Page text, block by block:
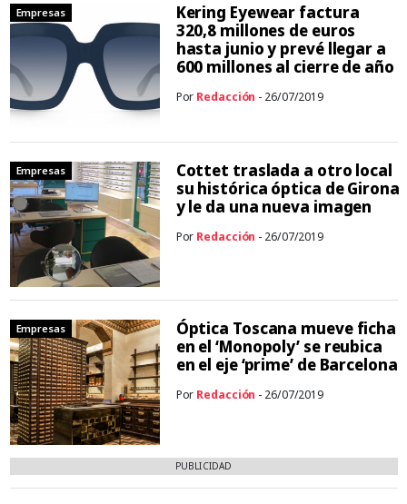
Empresas
Kering Eyewear factura
320,8 millones de euros
hasta junio y prevé llegar a
600 millones al cierre de año
Por Redacción - 26/07/2019
Empresas
Cottet traslada a otro local
su histórica óptica de Girona
y le da una nueva imagen
Por Redacción - 26/07/2019
Empresas
Óptica Toscana mueve ficha
en el ‘Monopoly’ se reubica
en el eje ‘prime’ de Barcelona
Por Redacción - 26/07/2019
PUBLICIDAD